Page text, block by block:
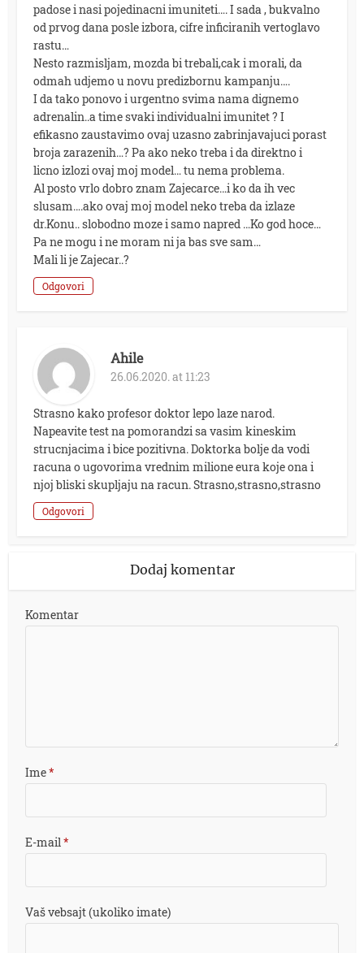
padose i nasi pojedinacni imuniteti…. I sada , bukvalno
od prvog dana posle izbora, cifre inficiranih vertoglavo
rastu…
Nesto razmisljam, mozda bi trebali,cak i morali, da
odmah udjemo u novu predizbornu kampanju….
I da tako ponovo i urgentno svima nama dignemo
adrenalin..a time svaki individualni imunitet ? I
efikasno zaustavimo ovaj uzasno zabrinjavajuci porast
broja zarazenih…? Pa ako neko treba i da direktno i
licno izlozi ovaj moj model… tu nema problema.
Al posto vrlo dobro znam Zajecarce…i ko da ih vec
slusam….ako ovaj moj model neko treba da izlaze
dr.Konu.. slobodno moze i samo napred …Ko god hoce…
Pa ne mogu i ne moram ni ja bas sve sam…
Mali li je Zajecar..?
Odgovori
Ahile
26.06.2020. at 11:23
Strasno kako profesor doktor lepo laze narod.
Napeavite test na pomorandzi sa vasim kineskim
strucnjacima i bice pozitivna. Doktorka bolje da vodi
racuna o ugovorima vrednim milione eura koje ona i
njoj bliski skupljaju na racun. Strasno,strasno,strasno
Odgovori
Dodaj komentar
Komentar
Ime*
E-mail*
Vaš vebsajt (ukoliko imate)